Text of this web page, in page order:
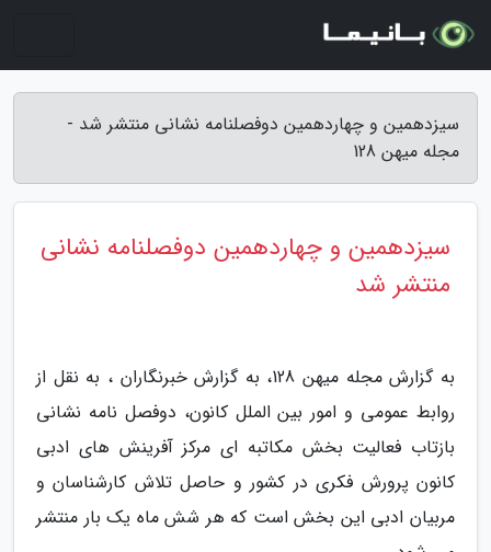
سیزدهمین و چهاردهمین دوفصلنامه نشانی منتشر شد -
مجله میهن 128
سیزدهمین و چهاردهمین دوفصلنامه نشانی
منتشر شد
به گزارش مجله میهن 128، به گزارش خبرنگاران ، به نقل از
روابط عمومی و امور بین الملل کانون، دوفصل نامه نشانی
بازتاب فعالیت بخش مکاتبه ای مرکز آفرینش های ادبی
کانون پرورش فکری در کشور و حاصل تلاش کارشناسان و
مربیان ادبی این بخش است که هر شش ماه یک بار منتشر